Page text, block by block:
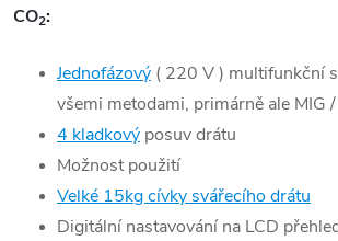
CO2:
Jednofázový ( 220 V ) multifunkční
všemi metodami, primárně ale MIG
4 kladkový posuv drátu
Možnost použití
Velké 15kg cívky svářecího drátu
Digitální nastavování na LCD